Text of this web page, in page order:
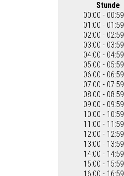
Stunde
00:00 - 00:59
01:00 - 01:59
02:00 - 02:59
03:00 - 03:59
04:00 - 04:59
05:00 - 05:59
06:00 - 06:59
07:00 - 07:59
08:00 - 08:59
09:00 - 09:59
10:00 - 10:59
11:00 - 11:59
12:00 - 12:59
13:00 - 13:59
14:00 - 14:59
15:00 - 15:59
16:00 - 16:59